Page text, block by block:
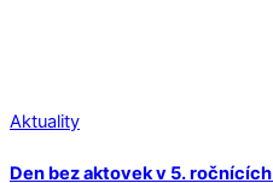
Aktuality
Den bez aktovek v 5. ročnících